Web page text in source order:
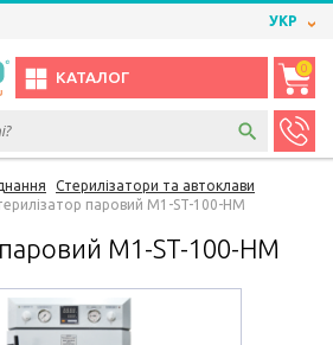
УКР
КАТАЛОГ
0
Стерилізатори та автоклави
паровий M1-ST-100-HМ
M1-ST-100-HМ